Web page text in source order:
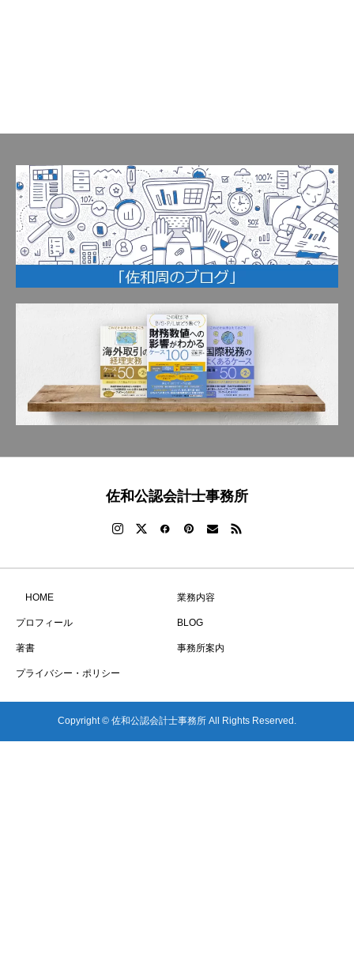
佐和公認会計士事務所
HOME 業務内容
プロフィール BLOG
著書 事務所案内
プライバシー・ポリシー
Copyright © 佐和公認会計士事務所 All Rights Reserved.